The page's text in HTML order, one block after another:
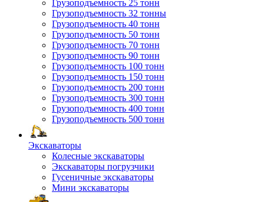
Грузоподъемность 25 тонн
Грузоподъемность 32 тонны
Грузоподъемность 40 тонн
Грузоподъемность 50 тонн
Грузоподъемность 70 тонн
Грузоподъемность 90 тонн
Грузоподъемность 100 тонн
Грузоподъемность 150 тонн
Грузоподъемность 200 тонн
Грузоподъемность 300 тонн
Грузоподъемность 400 тонн
Грузоподъемность 500 тонн
Экскаваторы
Колесные экскаваторы
Экскаваторы погрузчики
Гусеничные экскаваторы
Мини экскаваторы